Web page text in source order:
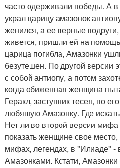
часто одерживали победы. А в
украл царицу амазонок
женился, а ее верные
живется, пришли ей на
царица погибла, Амазонки
безутешен. По другой версии
с собой антиопу, а потом
когда обиженная женщина
Геракл, заступник тесея, по
любящую Амазонку. Где
Нет ли во второй версии
показать женщине свое
мифах, легендах, в "Илиаде" -
Амазонками. Кстати, Амазонки